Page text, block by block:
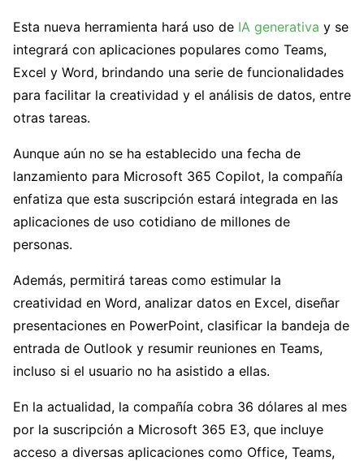
Esta nueva herramienta hará uso de IA generativa y se
integrará con aplicaciones populares como Teams,
Excel y Word, brindando una serie de funcionalidades
para facilitar la creatividad y el análisis de datos, entre
otras tareas.
Aunque aún no se ha establecido una fecha de
lanzamiento para Microsoft 365 Copilot, la compañía
enfatiza que esta suscripción estará integrada en las
aplicaciones de uso cotidiano de millones de
personas.
Además, permitirá tareas como estimular la
creatividad en Word, analizar datos en Excel, diseñar
presentaciones en PowerPoint, clasificar la bandeja de
entrada de Outlook y resumir reuniones en Teams,
incluso si el usuario no ha asistido a ellas.
En la actualidad, la compañía cobra 36 dólares al mes
por la suscripción a Microsoft 365 E3, que incluye
acceso a diversas aplicaciones como Office, Teams,